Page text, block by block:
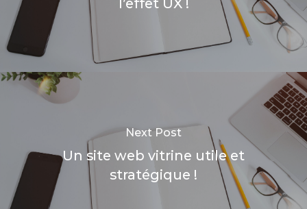
Next Post
Un site web vitrine utile et
stratégique !